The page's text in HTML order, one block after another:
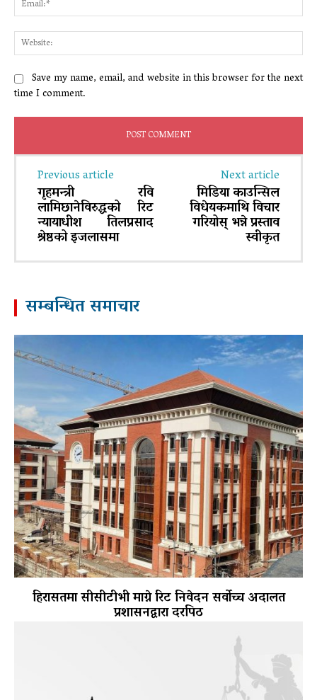
Save my name, email, and website in this browser for the next
time I comment.
Previous article
गृहमन्त्री रवि
लामिछानेविरुद्धको रिट
न्यायाधीश तिलप्रसाद
श्रेष्ठको इजलासमा
Next article
मिडिया काउन्सिल
विधेयकमाथि विचार
गरियोस् भन्ने प्रस्ताव
स्वीकृत
सम्बन्धित समाचार
हिरासतमा सीसीटीभी माग्ने रिट निवेदन सर्वोच्च अदालत
प्रशासनद्वारा दरपिठ